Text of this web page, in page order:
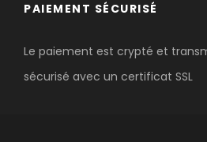
PAIEMENT SÉCURISÉ
Le paiement est crypté et
sécurisé avec un certificat SSL